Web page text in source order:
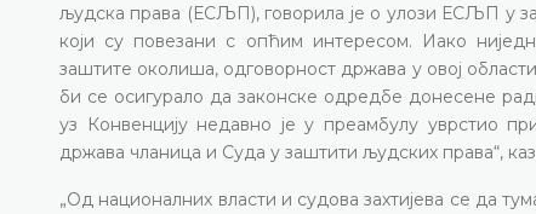
људска права (ЕСЉП), говорила је о улози ЕСЉП у
који су повезани с опћим интересом. Иако
заштите околиша, одговорност држава у овој
би се осигурало да законске одредбе донесене
уз Конвенцију недавно је у преамбулу уврстио
држава чланица и Суда у заштити људских права“,
„Од националних власти и судова захтијева се да